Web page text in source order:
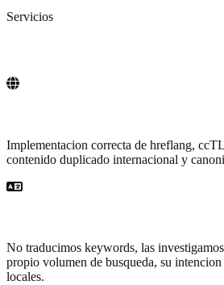
Servicios
Implementacion correcta de hreflang,
contenido duplicado internacional y
No traducimos keywords, las
propio volumen de busqueda, su
locales.